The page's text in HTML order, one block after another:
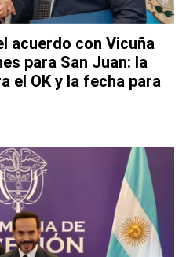
acuerdo con Vicuña
para San Juan: la
el OK y la fecha para